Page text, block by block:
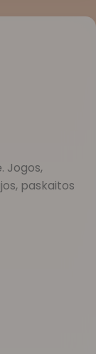
Jogos,
paskaitos